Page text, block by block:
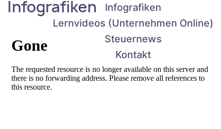
Infografiken
Lernvideos (Unternehmen Online)
Steuernews
Kontakt
Infografiken